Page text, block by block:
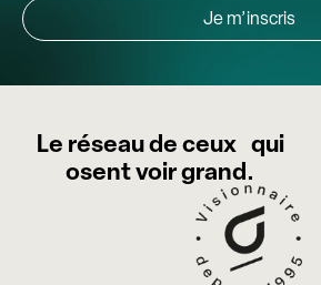
Je m’inscris
Le réseau de ceux qui
osent voir grand.